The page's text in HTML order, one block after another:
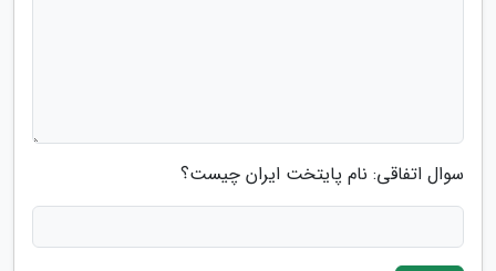
سوال اتفاقی: نام پایتخت ایران چیست؟